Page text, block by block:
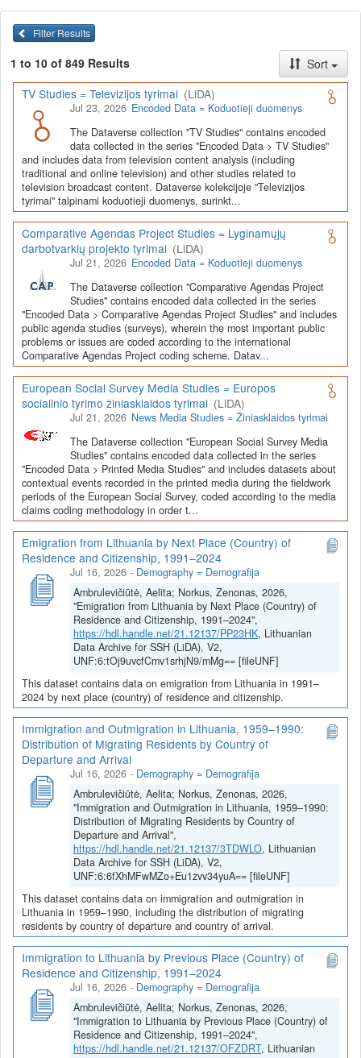
infrastruktūra, suteikianti prieigą prie daugiau nei 600 duomenų ir
tyrimų išteklių. Visi duomenų ir tyrimų ištekliai yra dokumentuoti
lietuvių ir anglų kalbomis pagal tarptautinius standartus. LiDA
įsikūręsKauno technologijos universiteto Duomenų analizės
ir archyvavimo (DAtA) centre( data.ktu.edu
Prieigai prie išteklių naudojama ši
visi ištekliai prieinami, nes 2020-2029 m. vykdomas perkėlimo iš
senosios infrastruktūros projektas). LiDA kuruoja įvairių tipų
išteklius ir jie publikuojami atskiruose kataloguose pagal tipą:
Apklausų duomenys ,Interviu duomenys,Agreguotieji duomenys
(įskaitant Istorinę statistiką),Tekstiniai duomenys
duomenys(įskaitant Žiniasklaidos tyrimus). Taip pat LiDA
talpinami didelių nacionalinių projektų duomenys (Didelių projektų
duomenys) ir Lietuvos aukštojo mokslo ir studijų bei Lietuvos
valstybės institucijų deponuoti socialinių ir humanitarinių mokslų
duomenų rinkiniai (Kitų institucijų duomenys). Norintiemsišmokti
šia talpykla, surasti ir parsisiųsti duomenis, siūlome
susipažinti suLiDA Dataverse talpyklos naudotojo vadovu.
Depozitoriai, kurie norėtų deponuoti savo duomenis į LiDA
Dataverse talpyklą, turėtų susipažinti su informacija
puslapyje.
Filter Results
1 to 10 of 849 Results
Sort
TV Studies = Televizijos tyrimai (LiDA)
Jul 23, 2026 Encoded Data = Koduotieji duomenys
The Dataverse collection "TV Studies" contains encoded
data collected in the series "Encoded Data > TV Studies"
and includes data from television content analysis (including
traditional and online television) and other studies related to
television broadcast content. Dataverse kolekcijoje "Televizijos
tyrimai" talpinami koduotieji duomenys, surinkt...
Comparative Agendas Project Studies = Lyginamųjų
darbotvarkių projekto tyrimai (LiDA)
Jul 21, 2026 Encoded Data = Koduotieji duomenys
The Dataverse collection "Comparative Agendas Project
Studies" contains encoded data collected in the series
"Encoded Data > Comparative Agendas Project Studies" and includes
public agenda studies (surveys), wherein the most important public
problems or issues are coded according to the international
Comparative Agendas Project coding scheme. Datav...
European Social Survey Media Studies = Europos
socialinio tyrimo žiniasklaidos tyrimai (LiDA)
Jul 21, 2026 News Media Studies = Žiniasklaidos tyrimai
The Dataverse collection "European Social Survey Media
Studies" contains encoded data collected in the series
"Encoded Data > Printed Media Studies" and includes datasets about
contextual events recorded in the printed media during the fieldwork
periods of the European Social Survey, coded according to the media
claims coding methodology in order t...
Emigration from Lithuania by Next Place (Country) of
Residence and Citizenship, 1991–2024
Jul 16, 2026 - Demography = Demografija
Ambrulevičiūtė, Aelita; Norkus, Zenonas, 2026,
"Emigration from Lithuania by Next Place (Country) of
Residence and Citizenship, 1991–2024",
https://hdl.handle.net/21.12137/PP23HK, Lithuanian
Data Archive for SSH (LiDA), V2,
UNF:6:tOj9uvcfCmv1srhjN9/mMg== [fileUNF]
This dataset contains data on emigration from Lithuania in 1991–
2024 by next place (country) of residence and citizenship.
Immigration and Outmigration in Lithuania, 1959–1990:
Distribution of Migrating Residents by Country of
Departure and Arrival
Jul 16, 2026 - Demography = Demografija
Ambrulevičiūtė, Aelita; Norkus, Zenonas, 2026,
"Immigration and Outmigration in Lithuania, 1959–1990:
Distribution of Migrating Residents by Country of
Departure and Arrival",
https://hdl.handle.net/21.12137/3TDWLO, Lithuanian
Data Archive for SSH (LiDA), V2,
UNF:6:6fXhMFwMZo+Eu1zvv34yuA== [fileUNF]
This dataset contains data on immigration and outmigration in
Lithuania in 1959–1990, including the distribution of migrating
residents by country of departure and country of arrival.
Immigration to Lithuania by Previous Place (Country) of
Residence and Citizenship, 1991–2024
Jul 16, 2026 - Demography = Demografija
Ambrulevičiūtė, Aelita; Norkus, Zenonas, 2026,
"Immigration to Lithuania by Previous Place (Country) of
Residence and Citizenship, 1991–2024",
https://hdl.handle.net/21.12137/OFZDRT, Lithuanian